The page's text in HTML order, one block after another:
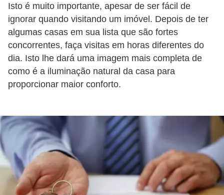
Isto é muito importante, apesar de ser fácil de
ignorar quando visitando um imóvel. Depois de ter
algumas casas em sua lista que são fortes
concorrentes, faça visitas em horas diferentes do
dia. Isto lhe dará uma imagem mais completa de
como é a iluminação natural da casa para
proporcionar maior conforto.